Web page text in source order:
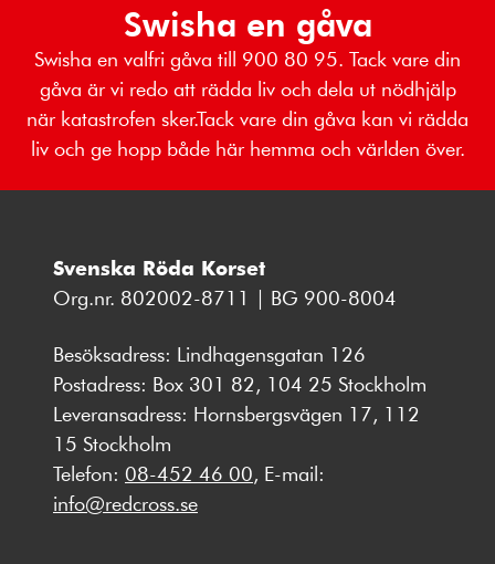
Swisha en gåva
Swisha en valfri gåva till 900 80 95. Tack vare din
gåva är vi redo att rädda liv och dela ut nödhjälp
när katastrofen sker.Tack vare din gåva kan vi rädda
liv och ge hopp både här hemma och världen över.
Svenska Röda Korset
Org.nr. 802002-8711 | BG 900-8004
Besöksadress: Lindhagensgatan 126
Postadress: Box 301 82, 104 25 Stockholm
Leveransadress: Hornsbergsvägen 17, 112
15 Stockholm
Telefon: 08-452 46 00, E-mail:
info@redcross.se